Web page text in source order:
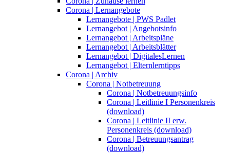
Corona | Lernangebote
Lernangebote | PWS Padlet
Lernangebot | Angebotsinfo
Lernangebot | Arbeitspläne
Lernangebot | Arbeitsblätter
Lernangebot | DigitalesLernen
Lernangebot | Elternlerntipps
Corona | Archiv
Corona | Notbetreuung
Corona | Notbetreuungsinfo
Corona | Leitlinie I Personenkreis
(download)
Corona | Leitlinie II erw.
Personenkreis (download)
Corona | Betreuungsantrag
(download)